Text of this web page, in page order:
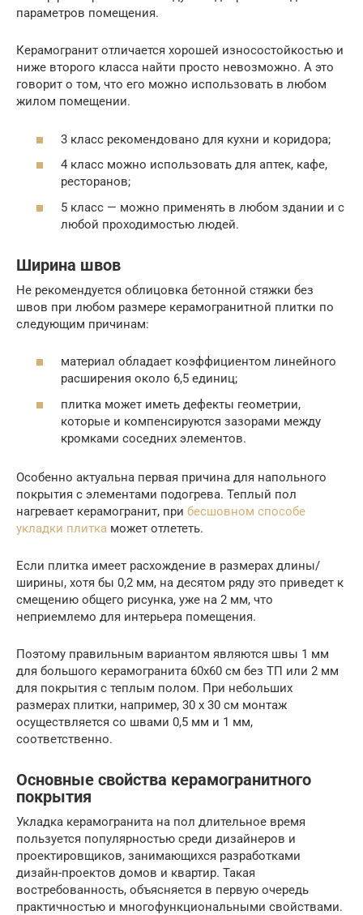
параметров помещения.
Керамогранит отличается хорошей износостойкостью и
ниже второго класса найти просто невозможно. А это
говорит о том, что его можно использовать в любом
жилом помещении.
3 класс рекомендовано для кухни и коридора;
4 класс можно использовать для аптек, кафе,
ресторанов;
5 класс — можно применять в любом здании и с
любой проходимостью людей.
Ширина швов
Не рекомендуется облицовка бетонной стяжки без
швов при любом размере керамогранитной плитки по
следующим причинам:
материал обладает коэффициентом линейного
расширения около 6,5 единиц;
плитка может иметь дефекты геометрии,
которые и компенсируются зазорами между
кромками соседних элементов.
Особенно актуальна первая причина для напольного
покрытия с элементами подогрева. Теплый пол
нагревает керамогранит, при бесшовном способе
укладки плитка может отлететь.
Если плитка имеет расхождение в размерах длины/
ширины, хотя бы 0,2 мм, на десятом ряду это приведет к
смещению общего рисунка, уже на 2 мм, что
неприемлемо для интерьера помещения.
Поэтому правильным вариантом являются швы 1 мм
для большого керамогранита 60х60 см без ТП или 2 мм
для покрытия с теплым полом. При небольших
размерах плитки, например, 30 х 30 см монтаж
осуществляется со швами 0,5 мм и 1 мм,
соответственно.
Основные свойства керамогранитного
покрытия
Укладка керамогранита на пол длительное время
пользуется популярностью среди дизайнеров и
проектировщиков, занимающихся разработками
дизайн-проектов домов и квартир. Такая
востребованность, объясняется в первую очередь
практичностью и многофункциональными свойствами.